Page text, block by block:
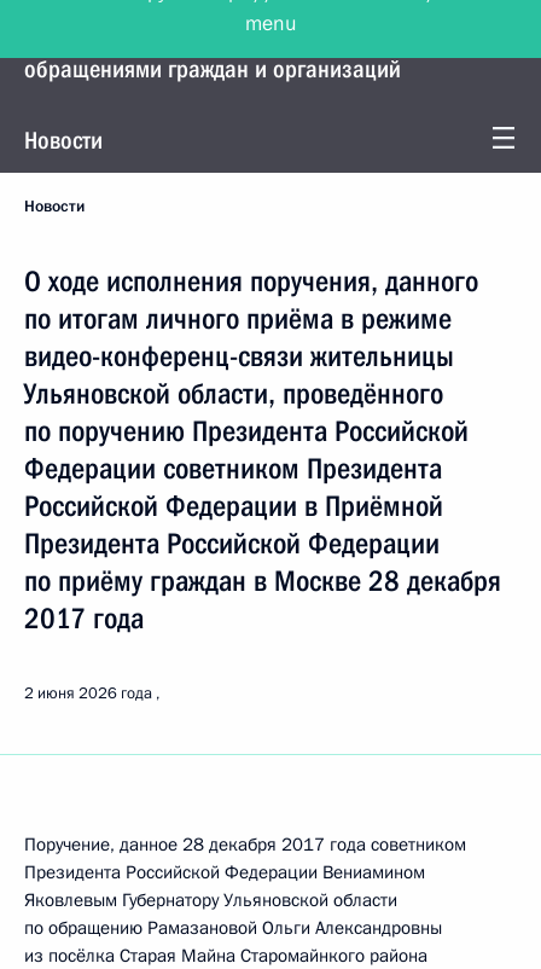
Управление Президента по работе с
обращениями граждан и организаций
Новости
Новости
О ходе исполнения поручения, данного
по итогам личного приёма в режиме
видео-конференц-связи жительницы
Ульяновской области, проведённого
по поручению Президента Российской
Федерации советником Президента
Российской Федерации в Приёмной
Президента Российской Федерации
по приёму граждан в Москве 28 декабря
2017 года
2 июня 2026 года
Поручение, данное 28 декабря 2017 года советником
Президента Российской Федерации Вениамином
Яковлевым Губернатору Ульяновской области
по обращению Рамазановой Ольги Александровны
из посёлка Старая Майна Старомайнкого района
menu